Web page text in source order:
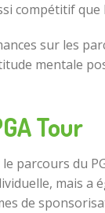
compétitif que
sur les
mentale
Tour
parcours du
mais a
de